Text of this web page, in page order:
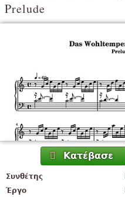
Prelude
Κατέβασε
Συνθέτης
Έργο